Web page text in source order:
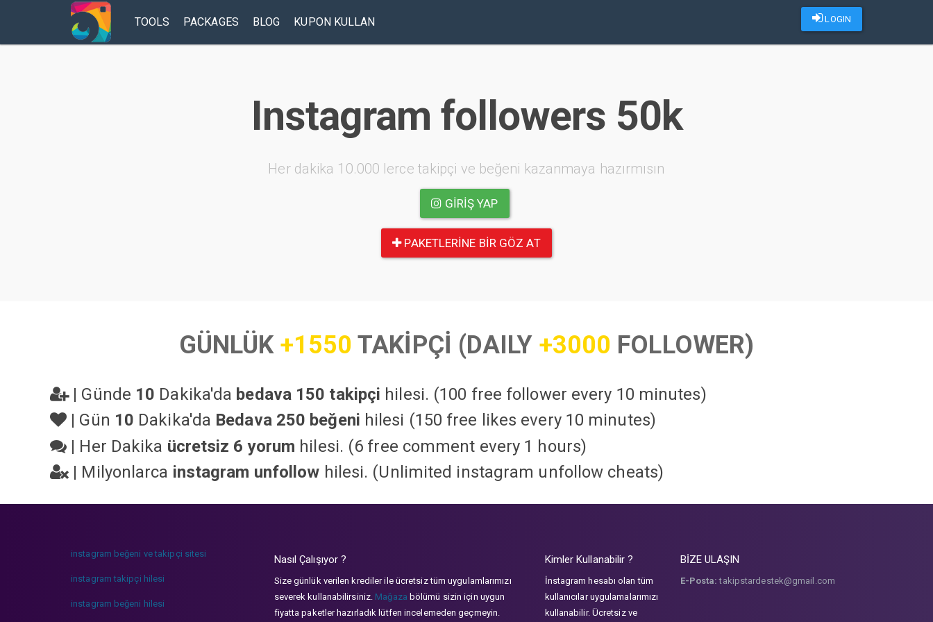
LOGIN
TOOLS PACKAGES BLOG KUPON KULLAN
Instagram followers 50k
Her dakika 10.000 lerce takipçi ve beğeni kazanmaya hazırmısın
GIRIŞ YAP
PAKETLERINE BIR GÖZ AT
GÜNLÜK +1550 TAKİPÇİ (DAILY +3000 FOLLOWER)
| Günde 10 Dakika'da bedava 150 takipçi hilesi. (100 free follower every 10 minutes)
| Gün 10 Dakika'da Bedava 250 beğeni hilesi (150 free likes every 10 minutes)
| Her Dakika ücretsiz 6 yorum hilesi. (6 free comment every 1 hours)
| Milyonlarca instagram unfollow hilesi. (Unlimited instagram unfollow cheats)
instagram beğeni ve takipçi sitesi
instagram takipçi hilesi
instagram beğeni hilesi
Nasıl Çalışıyor ?
Size günlük verilen krediler ile ücretsiz tüm uygulamlarımızı
severek kullanabilirsiniz. Mağaza bölümü sizin için uygun
fiyatta paketler hazırladık lütfen incelemeden geçmeyin.
Kimler Kullanabilir ?
İnstagram hesabı olan tüm
kullanıcılar uygulamalarımızı
kullanabilir. Ücretsiz ve
BİZE ULAŞIN
E-Posta: takipstardestek@gmail.com